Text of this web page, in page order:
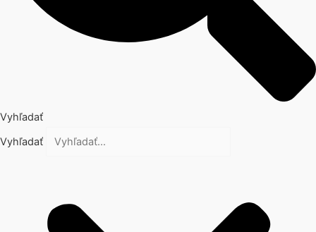
Vyhľadať
Vyhľadať